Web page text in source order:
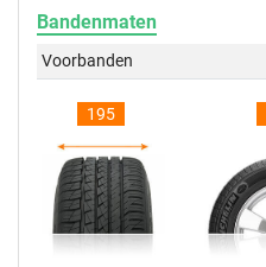
Bandenmaten
Voorbanden
195